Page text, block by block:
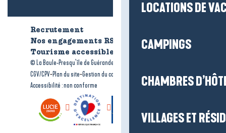
LOCATIONS DE
CAMPINGS
CHAMBRES
VILLAGES ET
Recrutement
Nos engagements RSE
Tourisme accessible
© La Baule-Presqu’île de Guérande tourisme
CGV/CPV-Plan du site-Gestion du consentement
Accessibilité : non conforme